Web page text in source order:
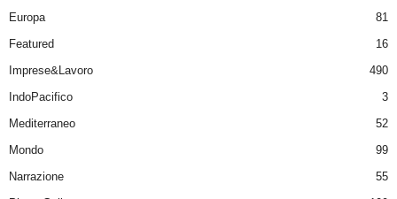
Europa
81
Featured
16
Imprese&Lavoro
490
IndoPacifico
3
Mediterraneo
52
Mondo
99
Narrazione
55